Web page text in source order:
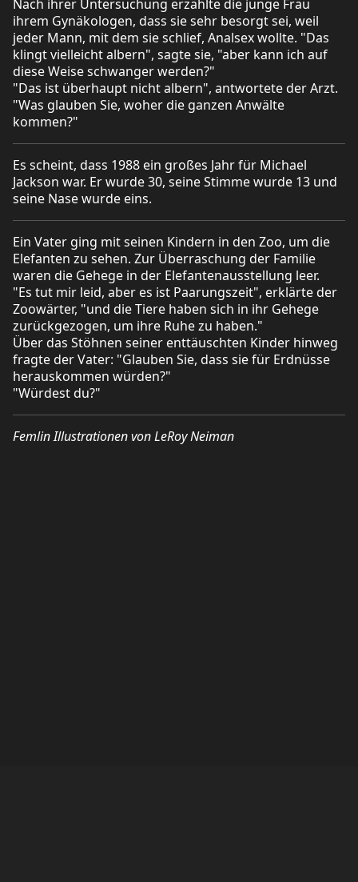
Nach ihrer Untersuchung erzählte die junge Frau
ihrem Gynäkologen, dass sie sehr besorgt sei, weil
jeder Mann, mit dem sie schlief, Analsex wollte. "Das
klingt vielleicht albern", sagte sie, "aber kann ich auf
diese Weise schwanger werden?"
"Das ist überhaupt nicht albern", antwortete der Arzt.
"Was glauben Sie, woher die ganzen Anwälte
kommen?"
Es scheint, dass 1988 ein großes Jahr für Michael
Jackson war. Er wurde 30, seine Stimme wurde 13 und
seine Nase wurde eins.
Ein Vater ging mit seinen Kindern in den Zoo, um die
Elefanten zu sehen. Zur Überraschung der Familie
waren die Gehege in der Elefantenausstellung leer.
"Es tut mir leid, aber es ist Paarungszeit", erklärte der
Zoowärter, "und die Tiere haben sich in ihr Gehege
zurückgezogen, um ihre Ruhe zu haben."
Über das Stöhnen seiner enttäuschten Kinder hinweg
fragte der Vater: "Glauben Sie, dass sie für Erdnüsse
herauskommen würden?"
"Würdest du?"
Femlin Illustrationen von LeRoy Neiman